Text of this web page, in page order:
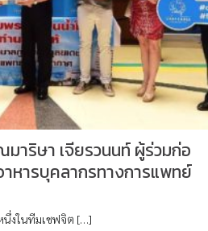
าริษา เจียรวนนท์ ผู้ร่วมก่อ
หารบุคลากรทางการแพทย์
นึ่งในทีมเชฟจิต […]